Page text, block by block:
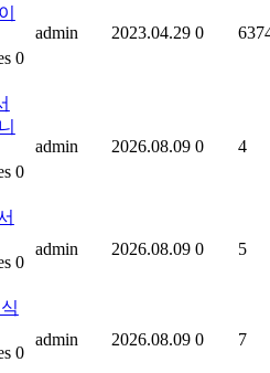
0
admin 2023.04.29 0
0
admin 2026.08.09 0 4
0
admin 2026.08.09 0 5
0
admin 2026.08.09 0 7